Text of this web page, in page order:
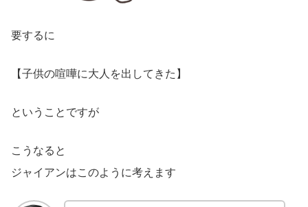
要するに
【子供の喧嘩に大人を出してきた】
ということですが
こうなると
ジャイアンはこのように考えます